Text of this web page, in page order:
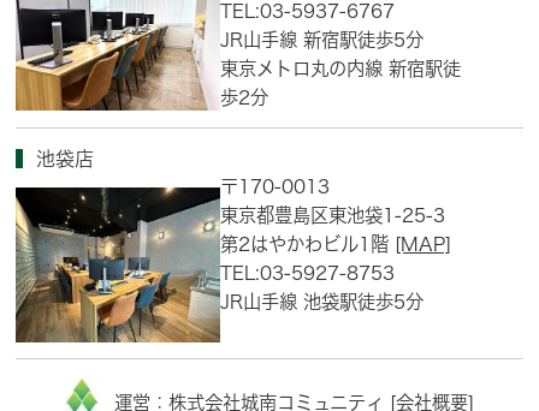
TEL:03-5937-6767
JR山手線 新宿駅徒歩5分
東京メトロ丸の内線 新宿駅徒
歩2分
池袋店
〒170-0013
東京都豊島区東池袋1-25-3
第2はやかわビル1階 [MAP]
TEL:03-5927-8753
JR山手線 池袋駅徒歩5分
運営：株式会社城南コミュニティ [会社概要]